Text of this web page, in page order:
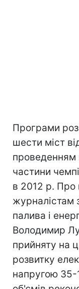
Програми
шести міст
проведенням
частини
в 2012 р. Про
журналістам
палива і
Володимир
прийняту на
розвитку
напругою 35-